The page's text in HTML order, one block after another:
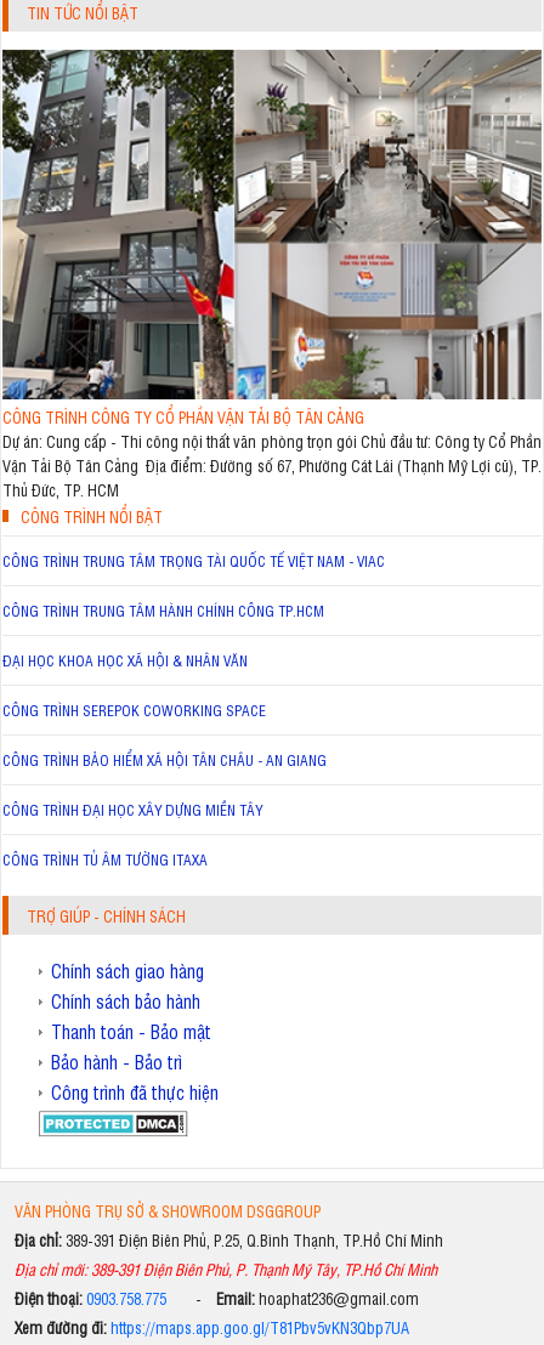
TIN TỨC NỔI BẬT
CÔNG TRÌNH CÔNG TY CỔ PHẦN VẬN TẢI BỘ TÂN CẢNG
Dự án: Cung cấp - Thi công nội thất văn phòng trọn gói Chủ đầu tư: Công ty Cổ Phần
Vận Tải Bộ Tân Cảng Địa điểm: Đường số 67, Phường Cát Lái (Thạnh Mỹ Lợi cũ), TP.
Thủ Đức, TP. HCM
CÔNG TRÌNH NỔI BẬT
CÔNG TRÌNH TRUNG TÂM TRỌNG TÀI QUỐC TẾ VIỆT NAM - VIAC
CÔNG TRÌNH TRUNG TÂM HÀNH CHÍNH CÔNG TP.HCM
ĐẠI HỌC KHOA HỌC XÃ HỘI & NHÂN VĂN
CÔNG TRÌNH SEREPOK COWORKING SPACE
CÔNG TRÌNH BẢO HIỂM XÃ HỘI TÂN CHÂU - AN GIANG
CÔNG TRÌNH ĐẠI HỌC XÂY DỰNG MIỀN TÂY
CÔNG TRÌNH TỦ ÂM TƯỜNG ITAXA
TRỢ GIÚP - CHÍNH SÁCH
Chính sách giao hàng
Chính sách bảo hành
Thanh toán - Bảo mật
Bảo hành - Bảo trì
Công trình đã thực hiện
VĂN PHÒNG TRỤ SỞ & SHOWROOM DSGGROUP
Địa chỉ: 389-391 Điện Biên Phủ, P.25, Q.Bình Thạnh, TP.Hồ Chí Minh
Địa chỉ mới: 389-391 Điện Biên Phủ, P. Thạnh Mỹ Tây, TP.Hồ Chí Minh
Điện thoại:0903.758.775- Email:hoaphat236@gmail.com
Xem đường đi:https://maps.app.goo.gl/T81Pbv5vKN3Qbp7UA